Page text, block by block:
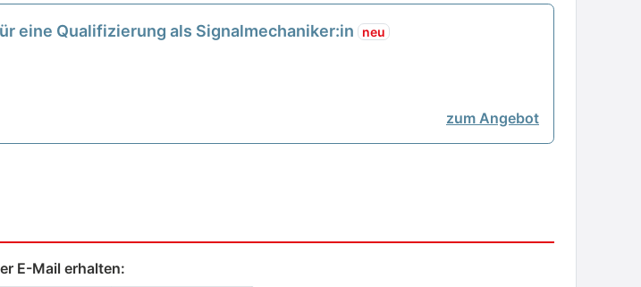
eine Qualifizierung als Signalmechaniker:in neu
zum Angebot
E-Mail erhalten: